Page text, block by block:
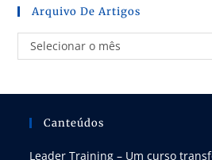
Arquivo De Artigos
Selecionar o mês
Canteúdos
Leader Training – Um curso